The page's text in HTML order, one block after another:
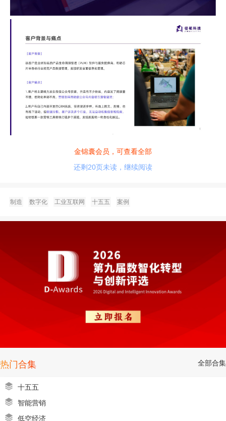
金锦囊会员，可查看全部
还剩20页未读，继续阅读
制造 数字化 工业互联网 十五五 案例
热门合集 全部合集
十五五
智能营销
低空经济